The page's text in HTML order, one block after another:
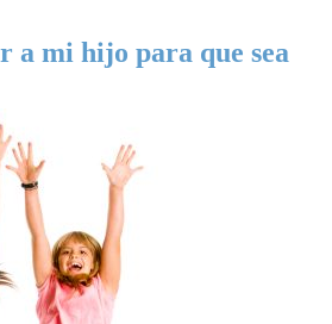
a mi hijo para que sea